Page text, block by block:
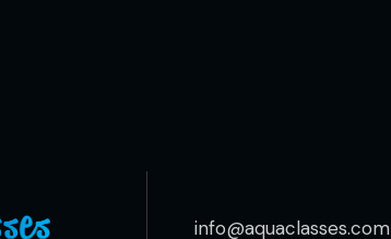
info@aquaclasses.com